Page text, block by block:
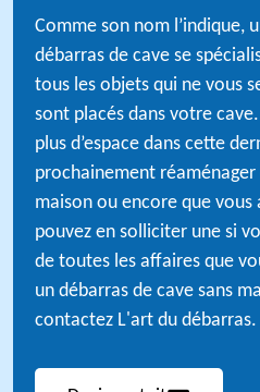
Comme son nom l’indique,
débarras de cave se
tous les objets qui ne vous
sont placés dans votre
plus d’espace dans cette
prochainement
maison ou encore que vous
pouvez en solliciter une si
de toutes les affaires que
un débarras de cave sans
contactez L'art du débarras.